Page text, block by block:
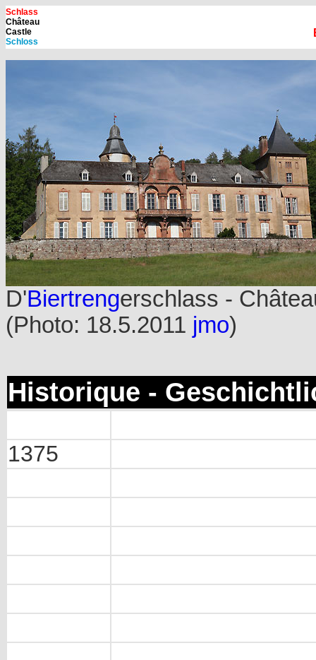
Schlass
Château
Castle
Schloss
D'Biertrengerschlass -
(Photo: 18.5.2011 jmo)
Historique -
1375